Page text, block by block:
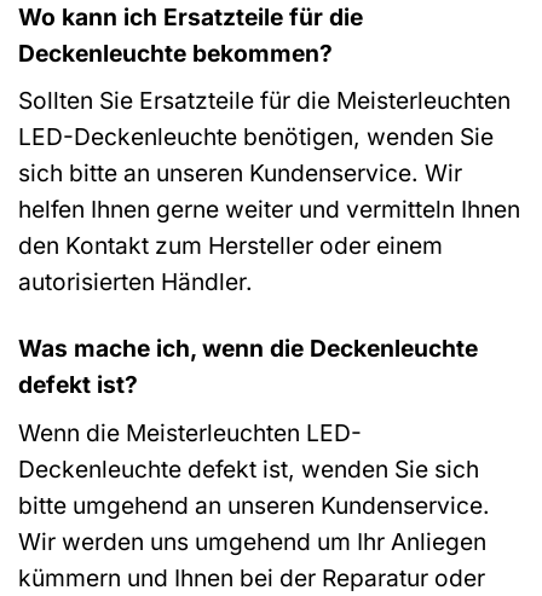
Wo kann ich Ersatzteile für die
Deckenleuchte bekommen?
Sollten Sie Ersatzteile für die Meisterleuchten
LED-Deckenleuchte benötigen, wenden Sie
sich bitte an unseren Kundenservice. Wir
helfen Ihnen gerne weiter und vermitteln Ihnen
den Kontakt zum Hersteller oder einem
autorisierten Händler.
Was mache ich, wenn die Deckenleuchte
defekt ist?
Wenn die Meisterleuchten LED-
Deckenleuchte defekt ist, wenden Sie sich
bitte umgehend an unseren Kundenservice.
Wir werden uns umgehend um Ihr Anliegen
kümmern und Ihnen bei der Reparatur oder